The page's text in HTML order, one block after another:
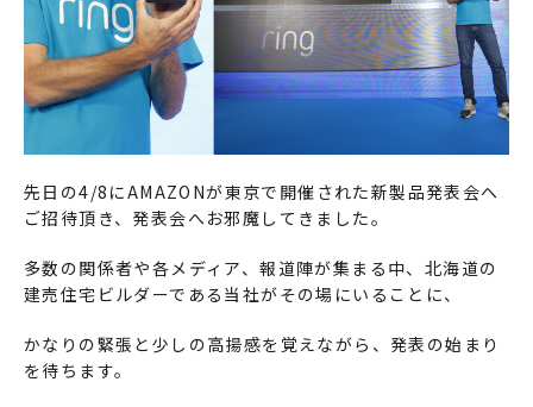
先日の4/8にAMAZONが東京で開催された新製品発表会へ
ご招待頂き、発表会へお邪魔してきました。
多数の関係者や各メディア、報道陣が集まる中、北海道の
建売住宅ビルダーである当社がその場にいることに、
かなりの緊張と少しの高揚感を覚えながら、発表の始まり
を待ちます。